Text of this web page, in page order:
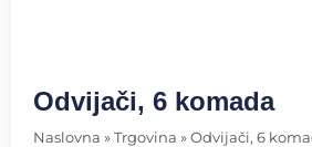
Odvijači, 6 komada
Naslovna » Trgovina » Odvijači, 6